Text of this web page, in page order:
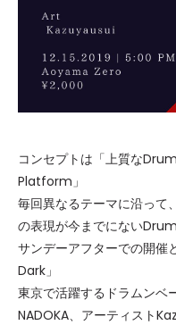
コンセプトは「上質な
Platform」
毎回異なるテーマに沿っ
の表現が今までにない
サンデーアフターでの開
Dark」
東京で活躍するドラムンベ
NADOKA、アーティスト